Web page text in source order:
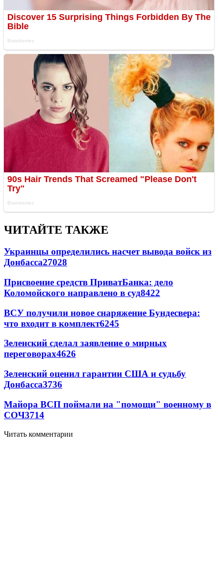
ЧИТАЙТЕ ТАКЖЕ
Украинцы определились насчет вывода войск из
Донбасса27028
Присвоение средств ПриватБанка: дело
Коломойского направлено в суд8422
ВСУ получили новое снаряжение Бундесвера:
что входит в комплект6245
Зеленский сделал заявление о мирных
переговорах4626
Зеленский оценил гарантии США и судьбу
Донбасса3736
Майора ВСП поймали на "помощи" военному в
СОЧ3714
Читать комментарии